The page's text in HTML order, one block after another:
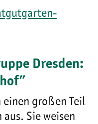
Dresden:
einen großen Teil
Sie weisen